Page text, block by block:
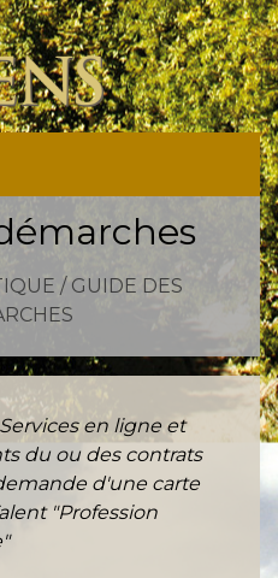
/ GUIDE DES
Services en ligne et
du ou des contrats
d'une carte
"Profession